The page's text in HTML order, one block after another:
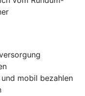
mobil bezahlen